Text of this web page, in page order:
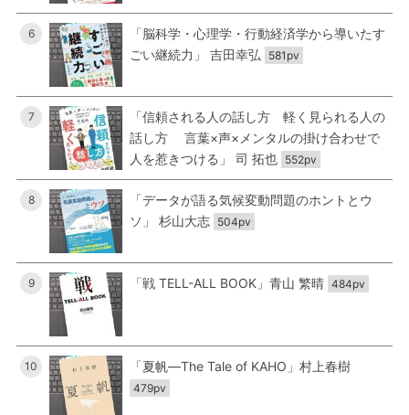
6
「脳科学・心理学・行動経済学から導いたす
ごい継続力」 吉田幸弘
581pv
7
「信頼される人の話し方 軽く見られる人の
話し方 言葉×声×メンタルの掛け合わせで
人を惹きつける」 司 拓也 552pv
8
「データが語る気候変動問題のホントとウ
ソ」 杉山大志 504pv
9 「戦 TELL-ALL BOOK」青山 繁晴 484pv
10 「夏帆―The Tale of KAHO」村上春樹
479pv